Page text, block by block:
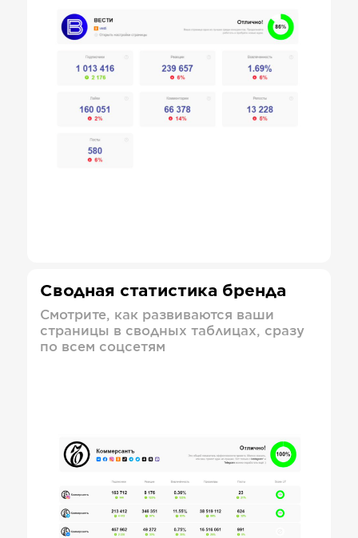
Сводная статистика бренда
Смотрите, как развиваются ваши
страницы в сводных таблицах, сразу
по всем соцсетям